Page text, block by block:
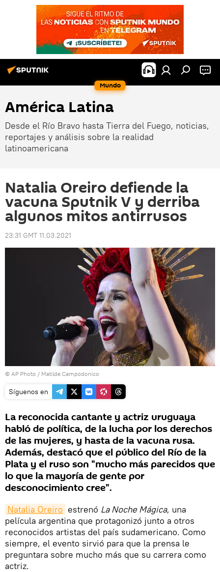
Mundo
América Latina
Desde el Río Bravo hasta Tierra del Fuego, noticias,
reportajes y análisis sobre la realidad
latinoamericana
Natalia Oreiro defiende la
vacuna Sputnik V y derriba
algunos mitos antirrusos
23:31 GMT 11.03.2021
© AP Photo / Matilde Campodonico
Síguenos en
La reconocida cantante y actriz uruguaya
habló de política, de la lucha por los derechos
de las mujeres, y hasta de la vacuna rusa.
Además, destacó que el público del Río de la
Plata y el ruso son "mucho más parecidos que
lo que la mayoría de gente por
desconocimiento cree".
Natalia Oreiro estrenó La Noche Mágica, una
película argentina que protagonizó junto a otros
reconocidos artistas del país sudamericano. Como
siempre, el evento sirvió para que la prensa le
preguntara sobre mucho más que su carrera como
actriz.